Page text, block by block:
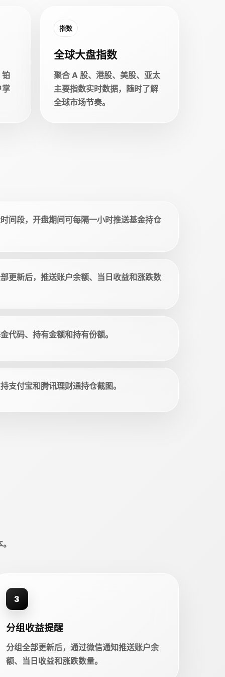
铂
掌
指数
全球大盘指数
聚合 A 股、港股、美股、亚太
主要指数实时数据，随时了解
全球市场节奏。
间段，开盘期间可每隔一小时推送基金持仓
更新后，推送账户余额、当日收益和涨跌数
代码、持有金额和持有份额。
支付宝和腾讯理财通持仓截图。
3
分组收益提醒
分组全部更新后，通过微信通知推送账户余
额、当日收益和涨跌数量。